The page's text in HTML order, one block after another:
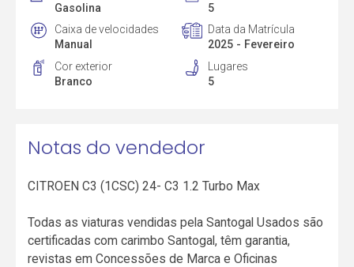
Gasolina
5
Caixa de velocidades
Manual
Data da Matrícula
2025 - Fevereiro
Cor exterior
Branco
Lugares
5
Notas do vendedor
CITROEN C3 (1CSC) 24- C3 1.2 Turbo Max
Todas as viaturas vendidas pela Santogal Usados são
certificadas com carimbo Santogal, têm garantia,
revistas em Concessões de Marca e Oficinas